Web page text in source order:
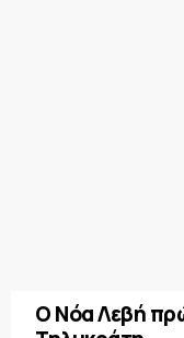
Ο Νόα Λεβή